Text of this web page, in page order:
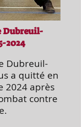
Dubreuil-
2024
Dubreuil-
a quitté en
2024 après
contre